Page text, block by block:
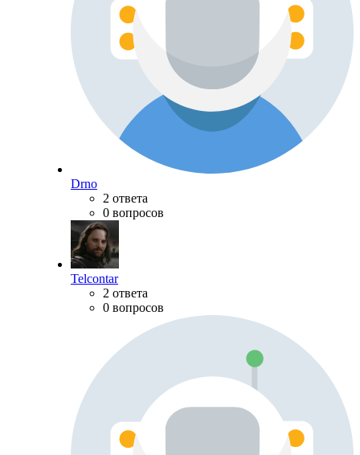
Drno
2 ответа
0 вопросов
Telcontar
2 ответа
0 вопросов